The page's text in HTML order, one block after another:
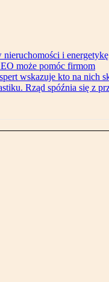
i
może pomóc firmom
wskazuje kto na nich
Rząd spóźnia się z